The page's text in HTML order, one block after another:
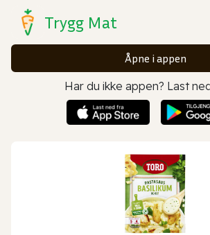
Trygg Mat
Åpne i appen
Har du ikke appen? Last